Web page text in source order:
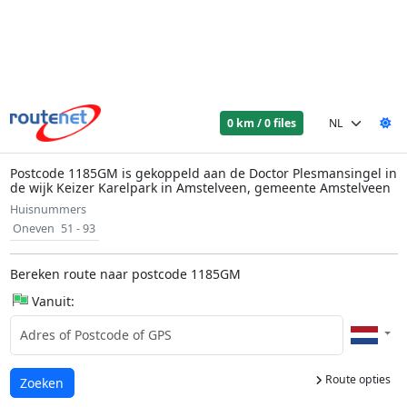
0 km / 0 files
Postcode 1185GM is gekoppeld aan de Doctor Plesmansingel in
de wijk Keizer Karelpark in Amstelveen, gemeente Amstelveen
Huisnummers
Oneven 51 - 93
Bereken route naar postcode 1185GM
Vanuit:
Route opties
Laden...
Zoeken